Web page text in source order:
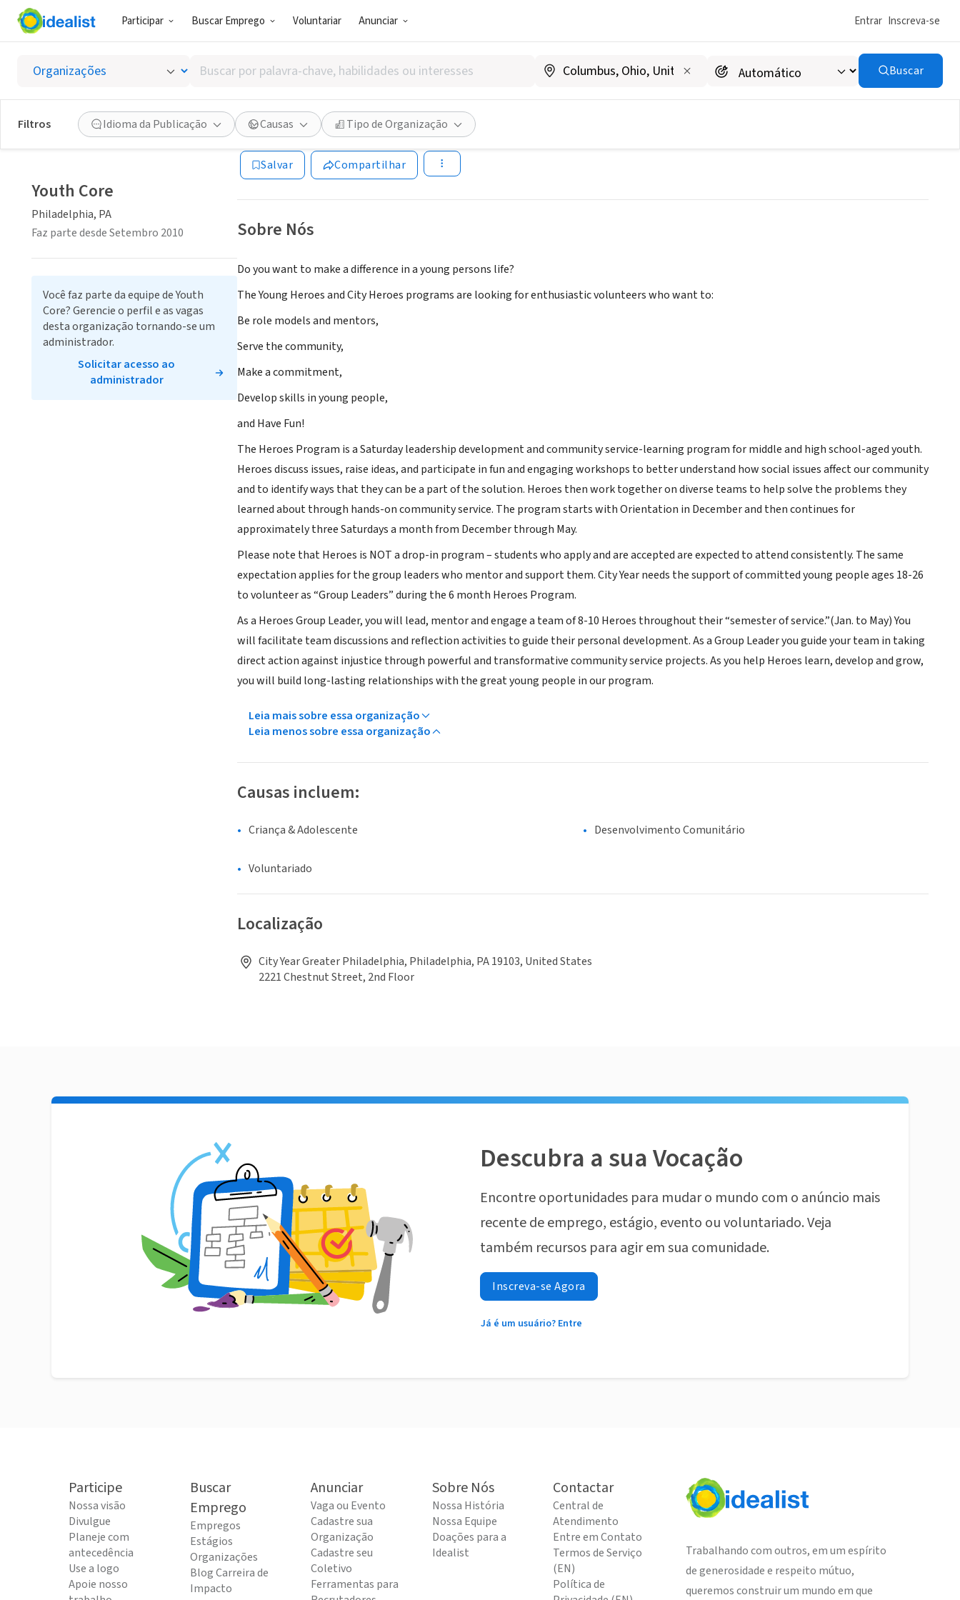
Participar Buscar Emprego Voluntariar Anunciar Entrar Inscreva-se
Buscar
por
palavra-
chave,
habilidades
ou
interesses
Buscar
Filtros Idioma da Publicação Causas Tipo de Organização
Youth Core
Philadelphia, PA
Salvar Compartilhar
Sobre Nós
Do you want to make a difference in a young persons life?
The Young Heroes and City Heroes programs are looking for enthusiastic volunteers who want to:
Be role models and mentors,
Serve the community,
Make a commitment,
Develop skills in young people,
and Have Fun!
The Heroes Program is a Saturday leadership development and community service-learning program for middle and high school-aged youth.
Heroes discuss issues, raise ideas, and participate in fun and engaging workshops to better understand how social issues affect our community
and to identify ways that they can be a part of the solution. Heroes then work together on diverse teams to help solve the problems they
learned about through hands-on community service. The program starts with Orientation in December and then continues for
approximately three Saturdays a month from December through May.
Please note that Heroes is NOT a drop-in program – students who apply and are accepted are expected to attend consistently. The same
expectation applies for the group leaders who mentor and support them. City Year needs the support of committed young people ages 18-26
to volunteer as “Group Leaders” during the 6 month Heroes Program.
As a Heroes Group Leader, you will lead, mentor and engage a team of 8-10 Heroes throughout their “semester of service.”(Jan. to May) You
will facilitate team discussions and reflection activities to guide their personal development. As a Group Leader you guide your team in taking
direct action against injustice through powerful and transformative community service projects. As you help Heroes learn, develop and grow,
you will build long-lasting relationships with the great young people in our program.
Leia mais sobre essa organização
Leia menos sobre essa organização
Causas incluem:
Criança & Adolescente Desenvolvimento Comunitário
Voluntariado
Localização
City Year Greater Philadelphia, Philadelphia, PA 19103, United States
2221 Chestnut Street, 2nd Floor
Youth Core
Philadelphia, PA
Faz parte desde Setembro 2010
Você faz parte da equipe de Youth
Core? Gerencie o perfil e as vagas
desta organização tornando-se um
administrador.
Solicitar acesso ao
administrador
Descubra a sua Vocação
Encontre oportunidades para mudar o mundo com o anúncio mais
recente de emprego, estágio, evento ou voluntariado. Veja
também recursos para agir em sua comunidade.
Inscreva-se Agora
Já é um usuário? Entre
Participe
Nossa visão
Divulgue
Planeje com
antecedência
Use a logo
Apoie nosso
Buscar
Emprego
Empregos
Estágios
Organizações
Blog Carreira de
Impacto
Anunciar
Vaga ou Evento
Cadastre sua
Organização
Cadastre seu
Coletivo
Ferramentas para
Sobre Nós
Nossa História
Nossa Equipe
Doações para a
Idealist
Contactar
Central de
Atendimento
Entre em Contato
Termos de Serviço
(EN)
Política de
Trabalhando com outros, em um espírito
de generosidade e respeito mútuo,
queremos construir um mundo em que